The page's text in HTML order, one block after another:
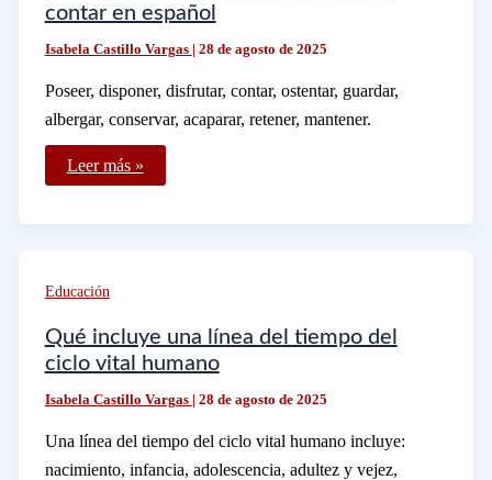
contar en español
Isabela Castillo Vargas | 28 de agosto de 2025
Poseer, disponer, disfrutar, contar, ostentar, guardar,
albergar, conservar, acaparar, retener, mantener.
Cuáles
son
contar
en
Leer más »
Educación
Qué incluye una línea del tiempo del
ciclo vital humano
Isabela Castillo Vargas | 28 de agosto de 2025
Una línea del tiempo del ciclo vital humano incluye:
nacimiento, infancia, adolescencia, adultez y vejez,